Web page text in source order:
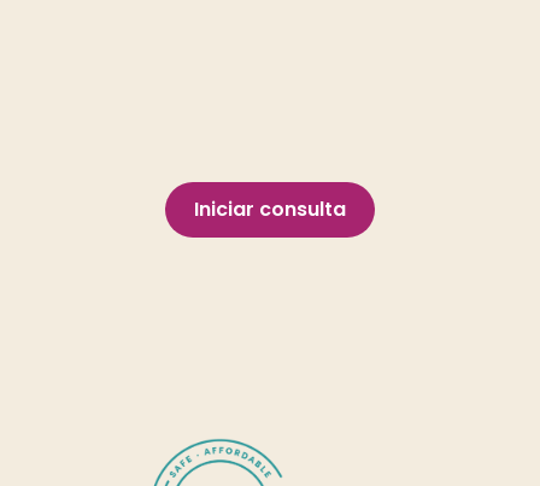
Iniciar consulta